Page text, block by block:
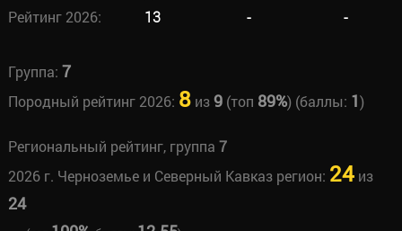
Рейтинг 2026:
13 - -
Группа: 7
Породный рейтинг 2026: 8из9(топ 89%) (баллы: 1)
Региональный рейтинг, группа 7
2026 г. Черноземье и Северный Кавказ регион: 24из
24